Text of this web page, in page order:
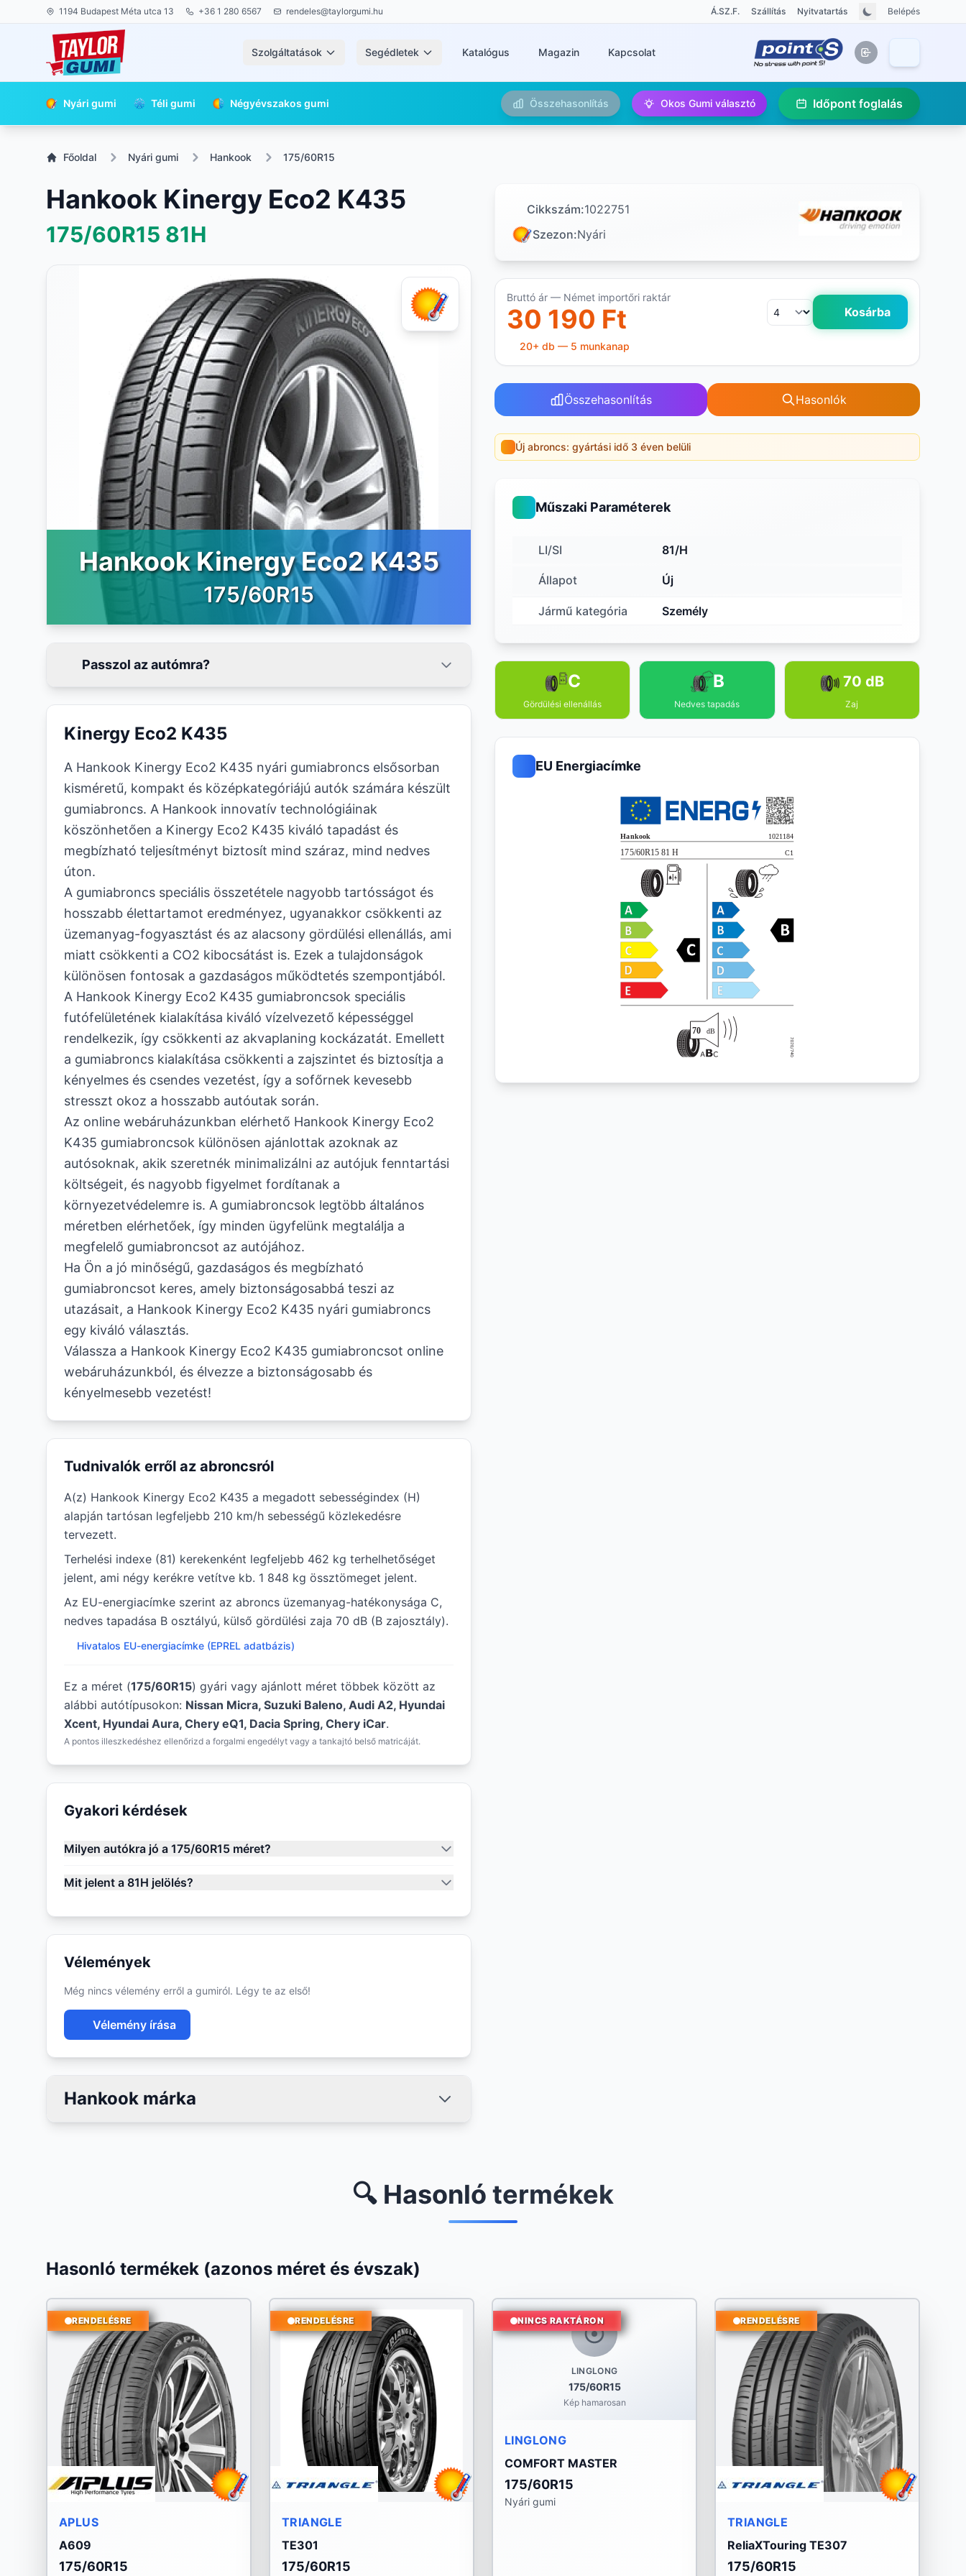
1194 Budapest Méta utca 13 +36 1 280 6567 rendeles@taylorgumi.hu Á.SZ.F. Szállítás Nyitvatartás Belépés
Szolgáltatások Segédletek Katalógus Magazin Kapcsolat
Nyári gumi Téli gumi Négyévszakos gumi Összehasonlítás Okos Gumi választó Időpont foglalás
Főoldal Nyári gumi Hankook 175/60R15
Hankook Kinergy Eco2 K435
175/60R15 81H
Hankook Kinergy Eco2 K435
175/60R15
Passzol az autómra?
Kinergy Eco2 K435
A Hankook Kinergy Eco2 K435 nyári gumiabroncs elsősorban
kisméretű, kompakt és középkategóriájú autók számára készült
gumiabroncs. A Hankook innovatív technológiáinak
köszönhetően a Kinergy Eco2 K435 kiváló tapadást és
megbízható teljesítményt biztosít mind száraz, mind nedves
úton.
A gumiabroncs speciális összetétele nagyobb tartósságot és
hosszabb élettartamot eredményez, ugyanakkor csökkenti az
üzemanyag-fogyasztást és az alacsony gördülési ellenállás, ami
miatt csökkenti a CO2 kibocsátást is. Ezek a tulajdonságok
különösen fontosak a gazdaságos működtetés szempontjából.
A Hankook Kinergy Eco2 K435 gumiabroncsok speciális
futófelületének kialakítása kiváló vízelvezető képességgel
rendelkezik, így csökkenti az akvaplaning kockázatát. Emellett
a gumiabroncs kialakítása csökkenti a zajszintet és biztosítja a
kényelmes és csendes vezetést, így a sofőrnek kevesebb
stresszt okoz a hosszabb autóutak során.
Az online webáruházunkban elérhető Hankook Kinergy Eco2
K435 gumiabroncsok különösen ajánlottak azoknak az
autósoknak, akik szeretnék minimalizálni az autójuk fenntartási
költségeit, és nagyobb figyelmet fordítanak a
környezetvédelemre is. A gumiabroncsok legtöbb általános
méretben elérhetőek, így minden ügyfelünk megtalálja a
megfelelő gumiabroncsot az autójához.
Ha Ön a jó minőségű, gazdaságos és megbízható
gumiabroncsot keres, amely biztonságosabbá teszi az
utazásait, a Hankook Kinergy Eco2 K435 nyári gumiabroncs
egy kiváló választás.
Válassza a Hankook Kinergy Eco2 K435 gumiabroncsot online
webáruházunkból, és élvezze a biztonságosabb és
kényelmesebb vezetést!
Tudnivalók erről az abroncsról
A(z) Hankook Kinergy Eco2 K435 a megadott sebességindex (H)
alapján tartósan legfeljebb 210 km/h sebességű közlekedésre
tervezett.
Terhelési indexe (81) kerekenként legfeljebb 462 kg terhelhetőséget
jelent, ami négy kerékre vetítve kb. 1 848 kg össztömeget jelent.
Az EU-energiacímke szerint az abroncs üzemanyag-hatékonysága C,
nedves tapadása B osztályú, külső gördülési zaja 70 dB (B zajosztály).
Hivatalos EU-energiacímke (EPREL adatbázis)
Ez a méret (175/60R15) gyári vagy ajánlott méret többek között az
alábbi autótípusokon: Nissan Micra, Suzuki Baleno, Audi A2, Hyundai
Xcent, Hyundai Aura, Chery eQ1, Dacia Spring, Chery iCar.
A pontos illeszkedéshez ellenőrizd a forgalmi engedélyt vagy a tankajtó belső matricáját.
Gyakori kérdések
Milyen autókra jó a 175/60R15 méret?
Mit jelent a 81H jelölés?
Vélemények
Még nincs vélemény erről a gumiról. Légy te az első!
Vélemény írása
Hankook márka
Cikkszám:1022751
Szezon:Nyári
Bruttó ár — Német importőri raktár
30 190 Ft Kosárba
20+ db — 5 munkanap
Összehasonlítás Hasonlók
Új abroncs: gyártási idő 3 éven belüli
Műszaki Paraméterek
LI/SI 81/H
Állapot Új
Jármű kategória Személy
C
Gördülési ellenállás
B
Nedves tapadás
70 dB
Zaj
EU Energiacímke
🔍 Hasonló termékek
Hasonló termékek (azonos méret és évszak)
RENDELÉSRE
APLUS
A609
175/60R15
RENDELÉSRE
TRIANGLE
TE301
175/60R15
LINGLONG
175/60R15
Kép hamarosan
NINCS RAKTÁRON
LINGLONG
COMFORT MASTER
175/60R15
Nyári gumi
RENDELÉSRE
TRIANGLE
ReliaXTouring TE307
175/60R15